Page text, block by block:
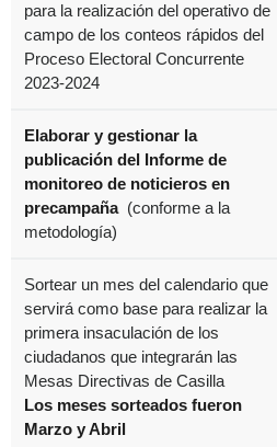
para la realización del operativo de
campo de los conteos rápidos del
Proceso Electoral Concurrente
2023-2024
Elaborar y gestionar la
publicación del Informe de
monitoreo de noticieros en
precampaña(conforme a la
metodología)
Sortear un mes del calendario que
servirá como base para realizar la
primera insaculación de los
ciudadanos que integrarán las
Mesas Directivas de Casilla
Los meses sorteados fueron
Marzo y Abril